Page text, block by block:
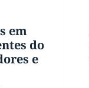
em
do
e